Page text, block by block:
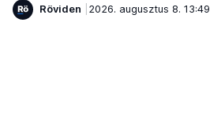
Röviden
2026. augusztus 8. 13:49